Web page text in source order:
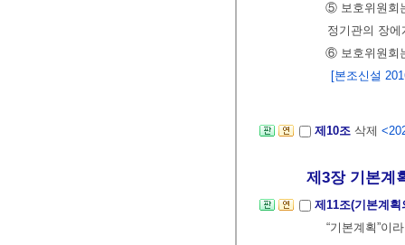
⑤ 보호위원회
정기관의 장
⑥ 보호위원회
[본조신설
제10조 삭제
제3장 기본계획
제11조(기본계
“기본계획”이